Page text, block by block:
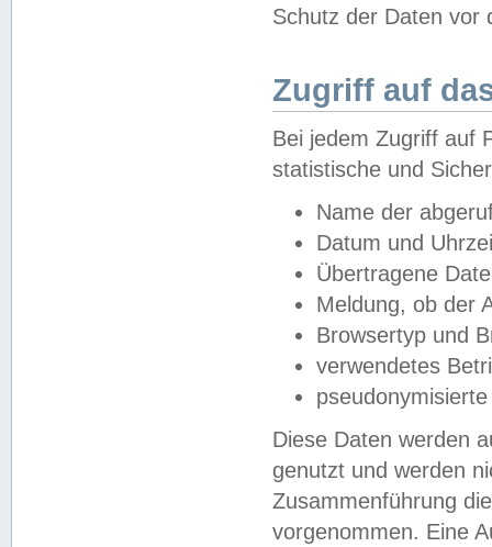
Schutz der Daten vor
Zugriff auf
Bei jedem Zugriff auf
statistische und
Name der
Datum und
Übertragene
Meldung, ob der
Browsertyp und
verwendetes
Diese Daten werden
genutzt und werden
Zusammenführung
vorgenommen. Eine